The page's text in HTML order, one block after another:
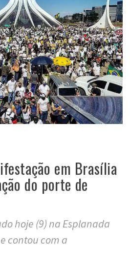
em Brasília
do porte de
hoje (9) na Esplanada
contou com a